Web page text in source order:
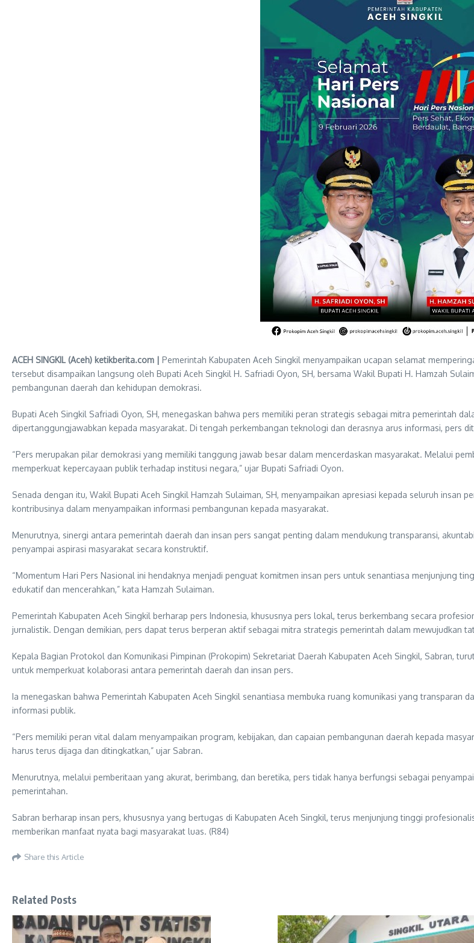
ACEH SINGKIL (Aceh) ketikberita.com | Pemerintah Kabupaten Aceh Singkil menyampaikan ucapan selamat
tersebut disampaikan langsung oleh Bupati Aceh Singkil H. Safriadi Oyon, SH, bersama Wakil Bupati H. Hamzah
pembangunan daerah dan kehidupan demokrasi.
Bupati Aceh Singkil Safriadi Oyon, SH, menegaskan bahwa pers memiliki peran strategis sebagai mitra pemerintah
dipertanggungjawabkan kepada masyarakat. Di tengah perkembangan teknologi dan derasnya arus informasi, pers
“Pers merupakan pilar demokrasi yang memiliki tanggung jawab besar dalam mencerdaskan masyarakat. Melalui
memperkuat kepercayaan publik terhadap institusi negara,” ujar Bupati Safriadi Oyon.
Senada dengan itu, Wakil Bupati Aceh Singkil Hamzah Sulaiman, SH, menyampaikan apresiasi kepada seluruh insan
kontribusinya dalam menyampaikan informasi pembangunan kepada masyarakat.
Menurutnya, sinergi antara pemerintah daerah dan insan pers sangat penting dalam mendukung transparansi,
penyampai aspirasi masyarakat secara konstruktif.
“Momentum Hari Pers Nasional ini hendaknya menjadi penguat komitmen insan pers untuk senantiasa menjunjung
edukatif dan mencerahkan,” kata Hamzah Sulaiman.
Pemerintah Kabupaten Aceh Singkil berharap pers Indonesia, khususnya pers lokal, terus berkembang secara
jurnalistik. Dengan demikian, pers dapat terus berperan aktif sebagai mitra strategis pemerintah dalam mewujudkan
Kepala Bagian Protokol dan Komunikasi Pimpinan (Prokopim) Sekretariat Daerah Kabupaten Aceh Singkil, Sabran,
untuk memperkuat kolaborasi antara pemerintah daerah dan insan pers.
Ia menegaskan bahwa Pemerintah Kabupaten Aceh Singkil senantiasa membuka ruang komunikasi yang transparan
informasi publik.
“Pers memiliki peran vital dalam menyampaikan program, kebijakan, dan capaian pembangunan daerah kepada
harus terus dijaga dan ditingkatkan,” ujar Sabran.
Menurutnya, melalui pemberitaan yang akurat, berimbang, dan beretika, pers tidak hanya berfungsi sebagai
pemerintahan.
Sabran berharap insan pers, khususnya yang bertugas di Kabupaten Aceh Singkil, terus menjunjung tinggi
memberikan manfaat nyata bagi masyarakat luas. (R84)
Share this Article
Related Posts